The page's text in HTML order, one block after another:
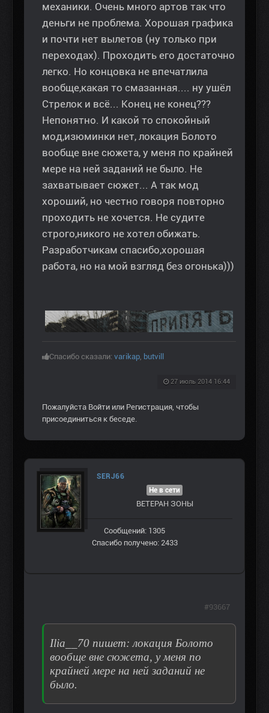
механики. Очень много артов так что
деньги не проблема. Хорошая графика
и почти нет вылетов (ну только при
переходах). Проходить его достаточно
легко. Но концовка не впечатлила
вообще,какая то смазанная.... ну ушёл
Стрелок и всё... Конец не конец???
Непонятно. И какой то спокойный
мод,изюминки нет, локация Болото
вообще вне сюжета, у меня по крайней
мере на ней заданий не было. Не
захватывает сюжет... А так мод
хороший, но честно говоря повторно
проходить не хочется. Не судите
строго,никого не хотел обижать.
Разработчикам спасибо,хорошая
работа, но на мой взгляд без огонька)))
Спасибо сказали: varikap butvill
27 июль 2014 16:44
Пожалуйста Войти или Регистрация , чтобы
присоединиться к беседе.
SERJ66
Не в сети
ВЕТЕРАН ЗOНЫ
Сообщений: 1305
Спасибо получено: 2433
Ilia__70 пишет: локация Болото
вообще вне сюжета, у меня по
крайней мере на ней заданий не
было.
#93667